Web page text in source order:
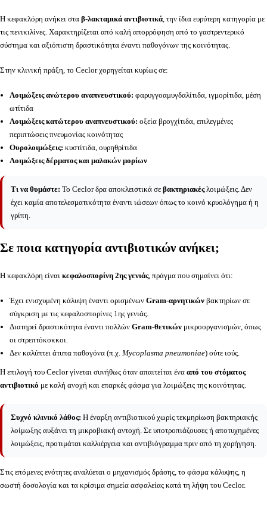
Η κεφακλόρη ανήκει στα β-λακταμικά αντιβιοτικά, την ίδια ευρύτερη κατηγορία με
τις πενικιλίνες. Χαρακτηρίζεται από καλή απορρόφηση από το γαστρεντερικό
σύστημα και αξιόπιστη δραστικότητα έναντι παθογόνων της κοινότητας.
Στην κλινική πράξη, το Ceclor χορηγείται κυρίως σε:
Λοιμώξεις ανώτερου αναπνευστικού: φαρυγγοαμυγδαλίτιδα, ιγμορίτιδα, μέση
ωτίτιδα
Λοιμώξεις κατώτερου αναπνευστικού: οξεία βρογχίτιδα, επιλεγμένες
περιπτώσεις πνευμονίας κοινότητας
Ουρολοιμώξεις: κυστίτιδα, ουρηθρίτιδα
Λοιμώξεις δέρματος και μαλακών μορίων
Τι να θυμάστε: Το Ceclor δρα αποκλειστικά σε βακτηριακέςλοιμώξεις. Δεν
έχει καμία αποτελεσματικότητα έναντι ιώσεων όπως το κοινό κρυολόγημα ή η
γρίπη.
Σε ποια κατηγορία αντιβιοτικών ανήκει;
Η κεφακλόρη είναι κεφαλοσπορίνη 2ης γενιάς, πράγμα που σημαίνει ότι:
Έχει ενισχυμένη κάλυψη έναντι ορισμένων Gram-αρνητικώνβακτηρίων σε
σύγκριση με τις κεφαλοσπορίνες 1ης γενιάς.
Διατηρεί δραστικότητα έναντι πολλών Gram-θετικώνμικροοργανισμών, όπως
οι στρεπτόκοκκοι.
Δεν καλύπτει άτυπα παθογόνα (π.χ. Mycoplasma pneumoniae) ούτε ιούς.
Η επιλογή του Ceclor γίνεται συνήθως όταν απαιτείται ένα από του στόματος
αντιβιοτικό με καλή ανοχή και επαρκές φάσμα για λοιμώξεις της κοινότητας.
Συχνό κλινικό λάθος: Η έναρξη αντιβιοτικού χωρίς τεκμηρίωση βακτηριακής
λοίμωξης αυξάνει τη μικροβιακή αντοχή. Σε υποτροπιάζουσες ή αποτυχημένες
λοιμώξεις, προτιμάται καλλιέργεια και αντιβιόγραμμα πριν από τη χορήγηση.
Στις επόμενες ενότητες αναλύεται ο μηχανισμός δράσης, το φάσμα κάλυψης, η
σωστή δοσολογία και τα κρίσιμα σημεία ασφαλείας κατά τη λήψη του Ceclor.